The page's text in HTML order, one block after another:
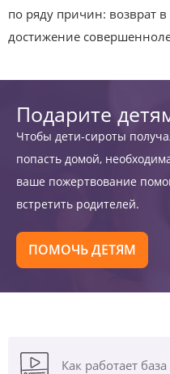
по ряду причин: возврат
достижение
Подарите
Чтобы дети-сироты
попасть домой,
ваше пожертвование
встретить родителей.
ПОМОЧЬ ДЕТЯМ
Как работает